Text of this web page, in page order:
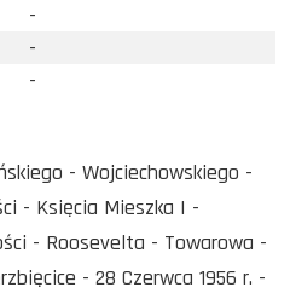
-
-
-
- Wojciechowskiego -
- Księcia Mieszka I -
- Roosevelta - Towarowa -
- 28 Czerwca 1956 r. -